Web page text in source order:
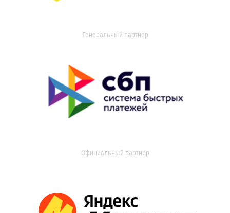
Генеральный партнер
Официальный партнер